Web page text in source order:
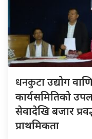
धनकुटाउद्योग
कार्यसमितिको
सेवादेखि बजार
प्राथमिकता